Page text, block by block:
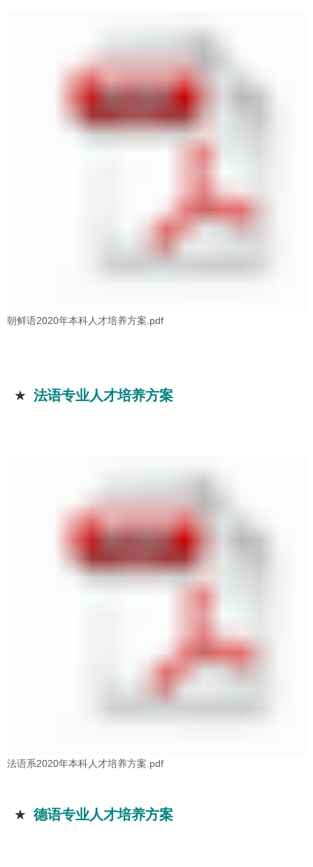
朝鲜语2020年本科人才培养方案.pdf
★ 法语专业人才培养方案
法语系2020年本科人才培养方案.pdf
★ 德语专业人才培养方案